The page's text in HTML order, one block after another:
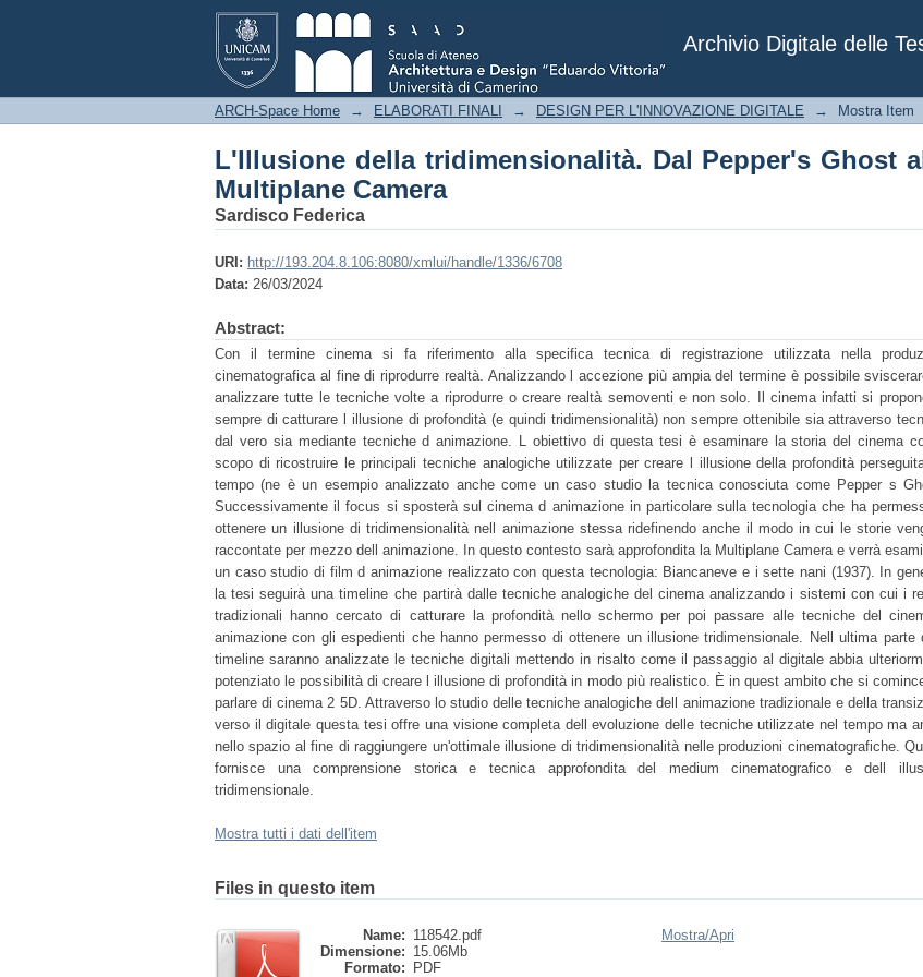
Archivio Digitale delle
L'Illusione della tridimensionalità. Dal Pepper's Ghost
ARCH-Space Home → ELABORATI FINALI → DESIGN PER L'INNOVAZIONE DIGITALE → Mostra Item
L'Illusione della tridimensionalità. Dal Pepper's Ghost
Multiplane Camera
Sardisco Federica
URI: http://193.204.8.106:8080/xmlui/handle/1336/6708
Data: 26/03/2024
Abstract:
Con il termine cinema si fa riferimento alla specifica tecnica di registrazione utilizzata nella
cinematografica al fine di riprodurre realtà. Analizzando l accezione più ampia del termine è possibile
analizzare tutte le tecniche volte a riprodurre o creare realtà semoventi e non solo. Il cinema infatti si
sempre di catturare l illusione di profondità (e quindi tridimensionalità) non sempre ottenibile sia attraverso
dal vero sia mediante tecniche d animazione. L obiettivo di questa tesi è esaminare la storia del cinema
scopo di ricostruire le principali tecniche analogiche utilizzate per creare l illusione della profondità
tempo (ne è un esempio analizzato anche come un caso studio la tecnica conosciuta come Pepper s
Successivamente il focus si sposterà sul cinema d animazione in particolare sulla tecnologia che ha
ottenere un illusione di tridimensionalità nell animazione stessa ridefinendo anche il modo in cui le storie
raccontate per mezzo dell animazione. In questo contesto sarà approfondita la Multiplane Camera e verrà
un caso studio di film d animazione realizzato con questa tecnologia: Biancaneve e i sette nani (1937). In
la tesi seguirà una timeline che partirà dalle tecniche analogiche del cinema analizzando i sistemi con cui i
tradizionali hanno cercato di catturare la profondità nello schermo per poi passare alle tecniche del
animazione con gli espedienti che hanno permesso di ottenere un illusione tridimensionale. Nell ultima parte
timeline saranno analizzate le tecniche digitali mettendo in risalto come il passaggio al digitale abbia
potenziato le possibilità di creare l illusione di profondità in modo più realistico. È in quest ambito che si
parlare di cinema 2 5D. Attraverso lo studio delle tecniche analogiche dell animazione tradizionale e della
verso il digitale questa tesi offre una visione completa dell evoluzione delle tecniche utilizzate nel tempo ma
nello spazio al fine di raggiungere un'ottimale illusione di tridimensionalità nelle produzioni cinematografiche.
fornisce una comprensione storica e tecnica approfondita del medium cinematografico e dell
tridimensionale.
Mostra tutti i dati dell'item
Files in questo item
Name: 118542.pdf
Dimensione: 15.06Mb
Formato:
PDF
Mostra/Apri